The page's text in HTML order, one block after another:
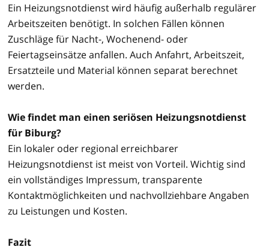
Ein Heizungsnotdienst wird häufig außerhalb regulärer
Arbeitszeiten benötigt. In solchen Fällen können
Zuschläge für Nacht-, Wochenend- oder
Feiertagseinsätze anfallen. Auch Anfahrt, Arbeitszeit,
Ersatzteile und Material können separat berechnet
werden.
Wie findet man einen seriösen Heizungsnotdienst
für Biburg?
Ein lokaler oder regional erreichbarer
Heizungsnotdienst ist meist von Vorteil. Wichtig sind
ein vollständiges Impressum, transparente
Kontaktmöglichkeiten und nachvollziehbare Angaben
zu Leistungen und Kosten.
Fazit